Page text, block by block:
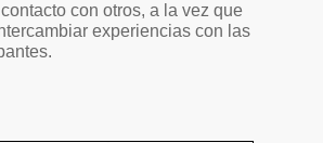
con otros, a la vez que
experiencias con las